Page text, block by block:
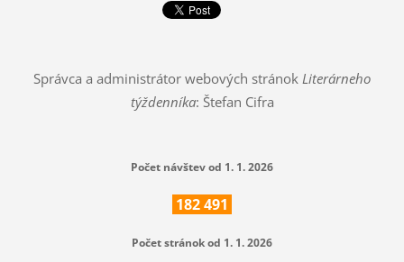
Správca a administrátor webových stránok Literárneho
týždenníka: Štefan Cifra
Počet návštev od 1. 1. 2026
182491
Počet stránok od 1. 1. 2026